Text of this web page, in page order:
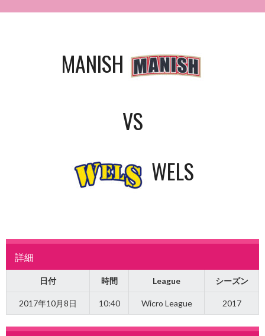
MANISH
VS
WELS
詳細
日付 時間 League シーズン
2017年10月8日 10:40 Wicro League 2017